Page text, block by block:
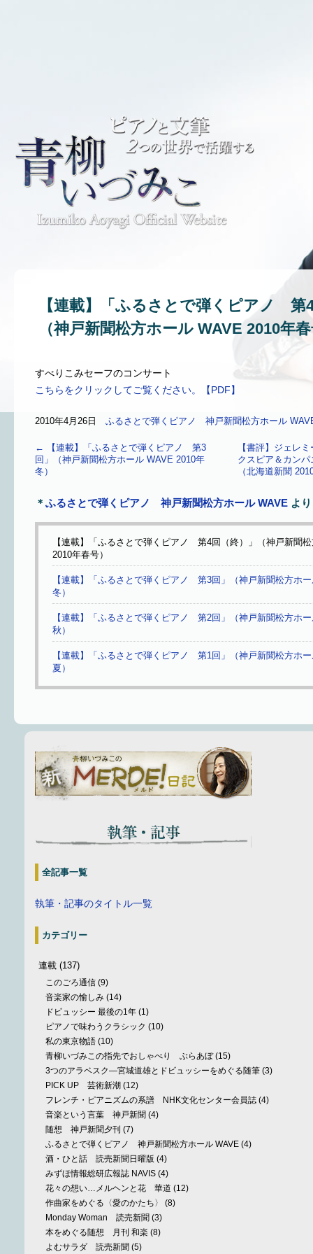
【連載】「ふるさとで弾くピアノ 第
（神戸新聞松方ホール WAVE 2010年
すべりこみセーフのコンサート
こちらをクリックしてご覧ください。【PDF】
2010年4月26日 ふるさとで弾くピアノ 神戸新聞松方ホール
←
【連載】「ふるさとで弾くピアノ 第3
回」（神戸新聞松方ホール WAVE 2010年
冬）
【書評】ジェレ
クスピア＆カン
（北海道新聞
＊ ふるさとで弾くピアノ 神戸新聞松方ホール WAVE より
【連載】「ふるさとで弾くピアノ 第4回（終）」（神戸新聞
2010年春号）
【連載】「ふるさとで弾くピアノ 第3回」（神戸新聞松方ホ
冬）
【連載】「ふるさとで弾くピアノ 第2回」（神戸新聞松方ホ
秋）
【連載】「ふるさとで弾くピアノ 第1回」（神戸新聞松方ホ
夏）
全記事一覧
執筆・記事のタイトル一覧
カテゴリー
連載 (137)
このごろ通信 (9)
音楽家の愉しみ (14)
ドビュッシー 最後の1年 (1)
ピアノで味わうクラシック (10)
私の東京物語 (10)
青柳いづみこの指先でおしゃべり ぶらあぼ(15)
3つのアラベスク—宮城道雄とドビュッシーをめぐる随筆 (3)
PICK UP 芸術新潮 (12)
フレンチ・ピアニズムの系譜 NHK文化センター会員誌 (4)
音楽という言葉 神戸新聞 (4)
随想 神戸新聞夕刊 (7)
ふるさとで弾くピアノ 神戸新聞松方ホール WAVE (4)
酒・ひと話 読売新聞日曜版 (4)
みずほ情報総研広報誌 NAVIS (4)
花々の想い…メルヘンと花 華道 (12)
作曲家をめぐる〈愛のかたち〉
(8)
Monday Woman 読売新聞 (3)
本をめぐる随想 月刊 和楽 (8)
よむサラダ 読売新聞 (5)